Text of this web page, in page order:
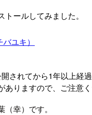
トールしてみました。
ユキ）
されてから1年以上経
ありますので、ご注意く
幸）です。